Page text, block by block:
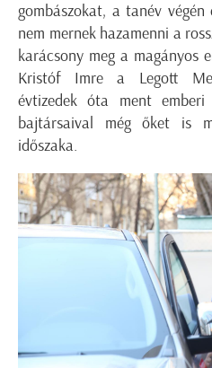
gombászokat, a tanév
nem mernek hazamenni a
karácsony meg a magányos
Kristóf Imre a Legott
évtizedek óta ment
bajtársaival még őket is
időszaka.